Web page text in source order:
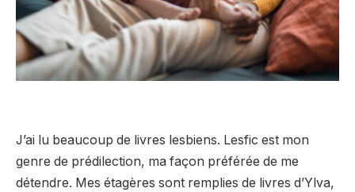
J’ai lu beaucoup de livres lesbiens. Lesfic est mon
genre de prédilection, ma façon préférée de me
détendre. Mes étagères sont remplies de livres d’Ylva,